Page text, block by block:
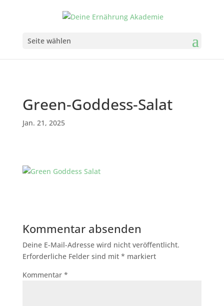
Seite wählen
Green-Goddess-Salat
Jan. 21, 2025
Kommentar absenden
Deine E-Mail-Adresse wird nicht veröffentlicht.
Erforderliche Felder sind mit * markiert
Kommentar *